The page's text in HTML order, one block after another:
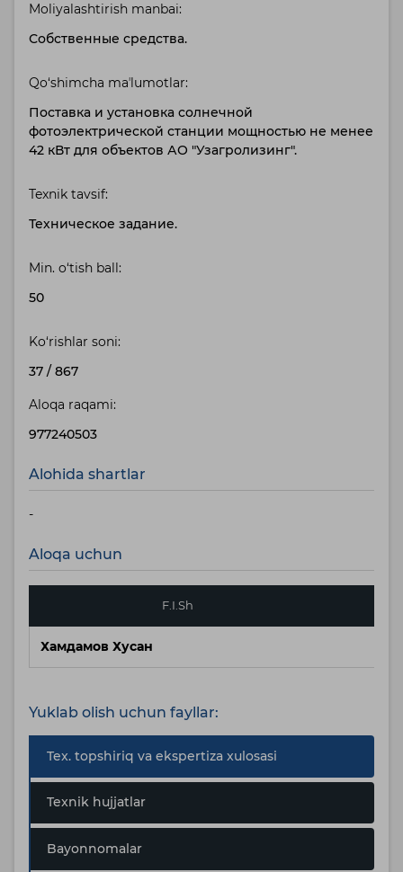
Moliyalashtirish manbai:
Собственные средства.
Qo‘shimcha maʼlumotlar:
Поставка и установка солнечной
фотоэлектрической станции мощностью не менее
42 кВт для объектов АО "Узагролизинг".
Texnik tavsif:
Техническое задание.
Min. o‘tish ball:
50
Ko‘rishlar soni:
37 / 867
Aloqa raqami:
977240503
Alohida shartlar
-
Aloqa uchun
F.I.Sh
Хамдамов Хусан
Yuklab olish uchun fayllar:
Tex. topshiriq va ekspertiza xulosasi
Texnik hujjatlar
Bayonnomalar